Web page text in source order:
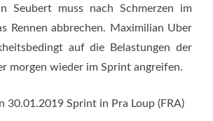
Seubert muss nach Schmerzen im
Rennen abbrechen. Maximilian Uber
auf die Belastungen der
morgen wieder im Sprint angreifen.
30.01.2019 Sprint in Pra Loup (FRA)